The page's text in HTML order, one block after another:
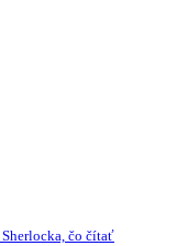
Sherlocka, čo čítať